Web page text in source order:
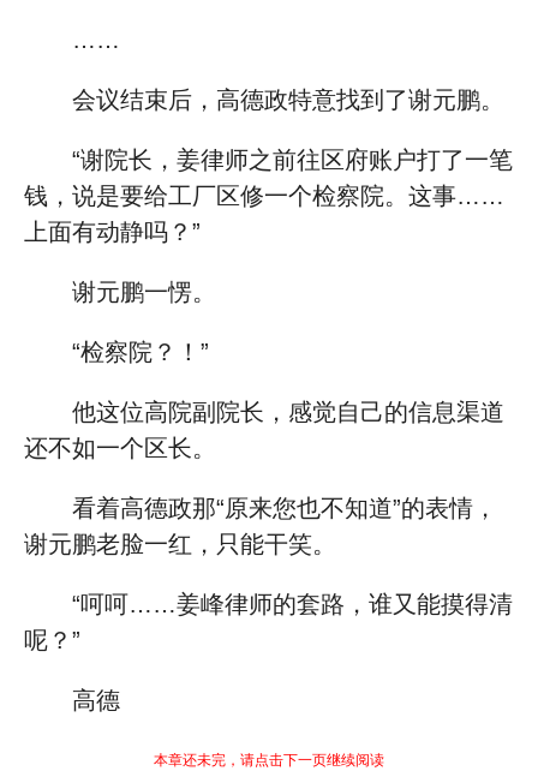
……
会议结束后，高德政特意找到了谢元鹏。
“谢院长，姜律师之前往区府账户打了一笔
钱，说是要给工厂区修一个检察院。这事……
上面有动静吗？”
谢元鹏一愣。
“检察院？！”
他这位高院副院长，感觉自己的信息渠道
还不如一个区长。
看着高德政那“原来您也不知道”的表情，
谢元鹏老脸一红，只能干笑。
“呵呵……姜峰律师的套路，谁又能摸得清
呢？”
高德
本章还未完，请点击下一页继续阅读